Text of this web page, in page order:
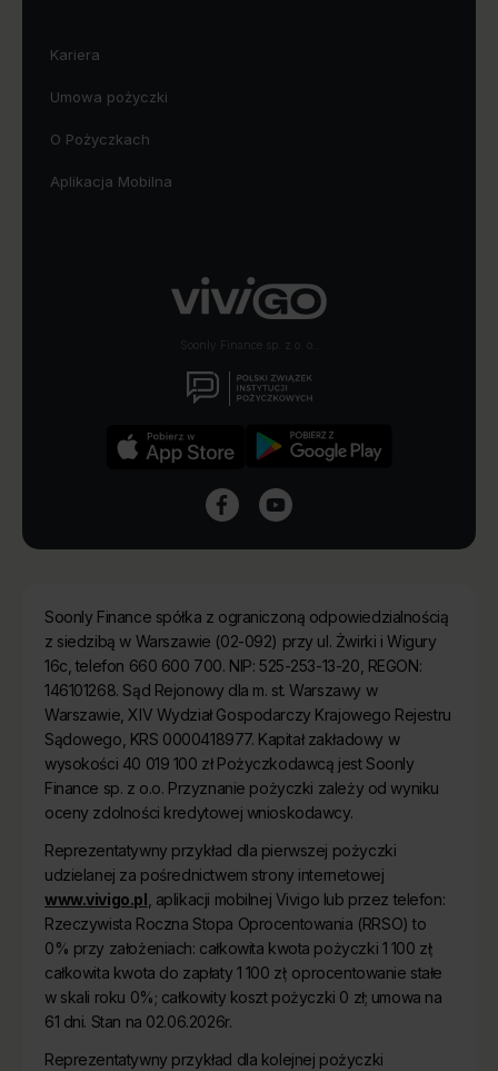
Kariera
Umowa pożyczki
O Pożyczkach
Aplikacja Mobilna
Soonly Finance sp. z o. o..
Soonly Finance spółka z ograniczoną odpowiedzialnością
z siedzibą w Warszawie (02-092) przy ul. Żwirki i Wigury
16c, telefon 660 600 700. NIP: 525-253-13-20, REGON:
146101268. Sąd Rejonowy dla m. st. Warszawy w
Warszawie, XIV Wydział Gospodarczy Krajowego Rejestru
Sądowego, KRS 0000418977. Kapitał zakładowy w
wysokości 40 019 100 zł Pożyczkodawcą jest Soonly
Finance sp. z o.o. Przyznanie pożyczki zależy od wyniku
oceny zdolności kredytowej wnioskodawcy.
Reprezentatywny przykład dla pierwszej pożyczki
udzielanej za pośrednictwem strony internetowej
www.vivigo.pl , aplikacji mobilnej Vivigo lub przez telefon:
Rzeczywista Roczna Stopa Oprocentowania (RRSO) to
0% przy założeniach: całkowita kwota pożyczki 1 100 zł;
całkowita kwota do zapłaty 1 100 zł; oprocentowanie stałe
w skali roku 0%; całkowity koszt pożyczki 0 zł; umowa na
61 dni. Stan na 02.06.2026r.
Reprezentatywny przykład dla kolejnej pożyczki